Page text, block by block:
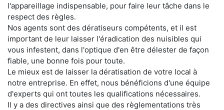
l'appareillage indispensable, pour faire leur tâche dans le
respect des règles.
Nos agents sont des dératiseurs compétents, et il est
important de leur laisser l'éradication des nuisibles qui
vous infestent, dans l'optique d'en être délester de façon
fiable, une bonne fois pour toute.
Le mieux est de laisser la dératisation de votre local à
notre entreprise. En effet, nous bénéficions d'une équipe
d'experts qui ont toutes les qualifications nécessaires.
Il y a des directives ainsi que des règlementations très